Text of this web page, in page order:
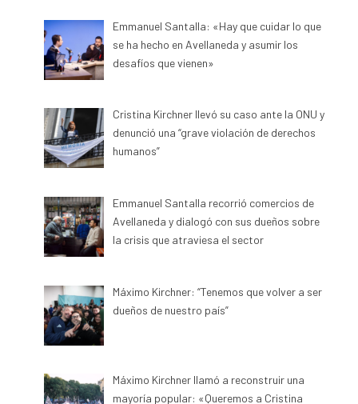
Emmanuel Santalla: «Hay que cuidar lo que
se ha hecho en Avellaneda y asumir los
desafíos que vienen»
Cristina Kirchner llevó su caso ante la ONU y
denunció una “grave violación de derechos
humanos”
Emmanuel Santalla recorrió comercios de
Avellaneda y dialogó con sus dueños sobre
la crisis que atraviesa el sector
Máximo Kirchner: “Tenemos que volver a ser
dueños de nuestro país”
Máximo Kirchner llamó a reconstruir una
mayoría popular: «Queremos a Cristina